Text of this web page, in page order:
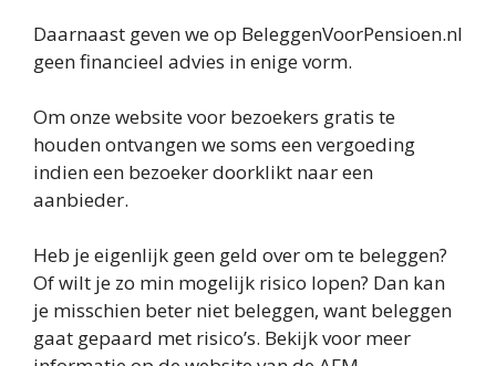
Daarnaast geven we op BeleggenVoorPensioen.nl
geen financieel advies in enige vorm.
Om onze website voor bezoekers gratis te
houden ontvangen we soms een vergoeding
indien een bezoeker doorklikt naar een
aanbieder.
Heb je eigenlijk geen geld over om te beleggen?
Of wilt je zo min mogelijk risico lopen? Dan kan
je misschien beter niet beleggen, want beleggen
gaat gepaard met risico’s. Bekijk voor meer